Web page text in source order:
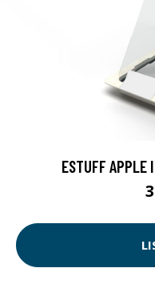
ESTUFF APPLE